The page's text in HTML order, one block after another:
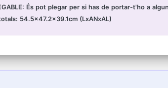
És pot plegar per si has de portar-t'ho a
54.5x47.2x39.1cm (LxANxAL)